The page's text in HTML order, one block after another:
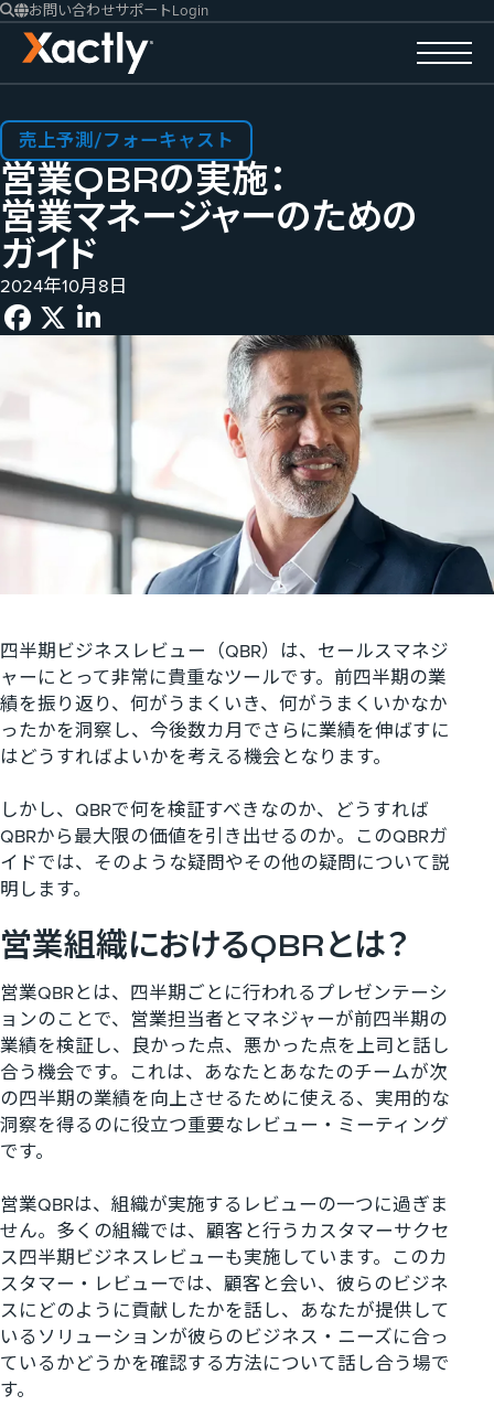
お問い合わせサポートLogin
売上予測/フォーキャスト
営業QBRの​実施：
営業マネージャーの​ための​
ガイド
2024年10月8日
四半期ビジネスレビュー（QBR）は、セールスマネジ
ャーにとって非常に貴重なツールです。前四半期の業
績を振り返り、何がうまくいき、何がうまくいかなか
ったかを洞察し、今後数カ月でさらに業績を伸ばすに
はどうすればよいかを考える機会となります。
しかし、QBRで何を検証すべきなのか、どうすれば
QBRから最大限の価値を引き出せるのか。このQBRガ
イドでは、そのような疑問やその他の疑問について説
明します。
営業組織におけるQBRとは？
営業QBRとは、四半期ごとに行われるプレゼンテーシ
ョンのことで、営業担当者とマネジャーが前四半期の
業績を検証し、良かった点、悪かった点を上司と話し
合う機会です。これは、あなたとあなたのチームが次
の四半期の業績を向上させるために使える、実用的な
洞察を得るのに役立つ重要なレビュー・ミーティング
です。
営業QBRは、組織が実施するレビューの一つに過ぎま
せん。多くの組織では、顧客と行うカスタマーサクセ
ス四半期ビジネスレビューも実施しています。このカ
スタマー・レビューでは、顧客と会い、彼らのビジネ
スにどのように貢献したかを話し、あなたが提供して
いるソリューションが彼らのビジネス・ニーズに合っ
ているかどうかを確認する方法について話し合う場で
す。